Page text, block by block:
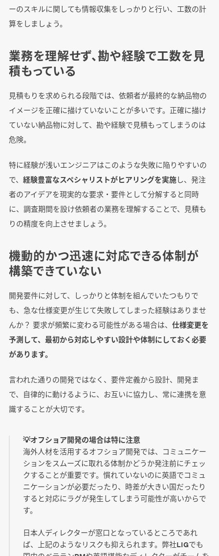
ーのスキルに関しても情報収集をしっかりと行い、工数の計
算をしましょう。
業務を理解せず、勘や経験で工数を見
積もっている
見積もりを求められる段階では、依頼者が最終的な納品物の
イメージを正確に描けていないことが多いです。正確に描け
ていない納品物に対して、勘や経験で見積もってしまうのは
危険。
特に経験が浅いエンジニアはこのような失敗に陥りやすいの
で、 経験豊富なスペシャリストがヒアリングを実施し、発注
者のアイデアを現実的な要求・要件として分解すると同時
に、調査期間を設け依頼者の業務を理解することで、見積も
りの精度を向上させましょう。
機動的かつ迅速に対応できる体制が
構築できていない
開発要件に対して、しっかりと体制を組んでいたつもりで
も、急な仕様変更が生じて失敗してしまった経験はありませ
んか？ 要求が頻繁に変わる可能性がある場合は、 仕様変更を
予測して、最初から対応しやすい設計や体制にしておく必要
があります。
言われた通りの開発ではなく、要件定義から設計、開発ま
で、自律的に動けるように、お互いに協力し、常に連携を意
識することが大切です。
💡オフショア開発の場合は特に注意
海外人材を活用するオフショア開発では、コミュニケー
ションをスムーズに取れる体制かどうか発注前にチェッ
クすることが重要です。慣れていないのに英語でコミュ
ニケーションが必要だったり、時差が大きい国だったり
すると対応にラグが発生してしまう可能性が高いからで
す。
日本人ディレクターが窓口となっているところであれ
ば、上記のようなリスクも抑えられます。弊社LIGでも